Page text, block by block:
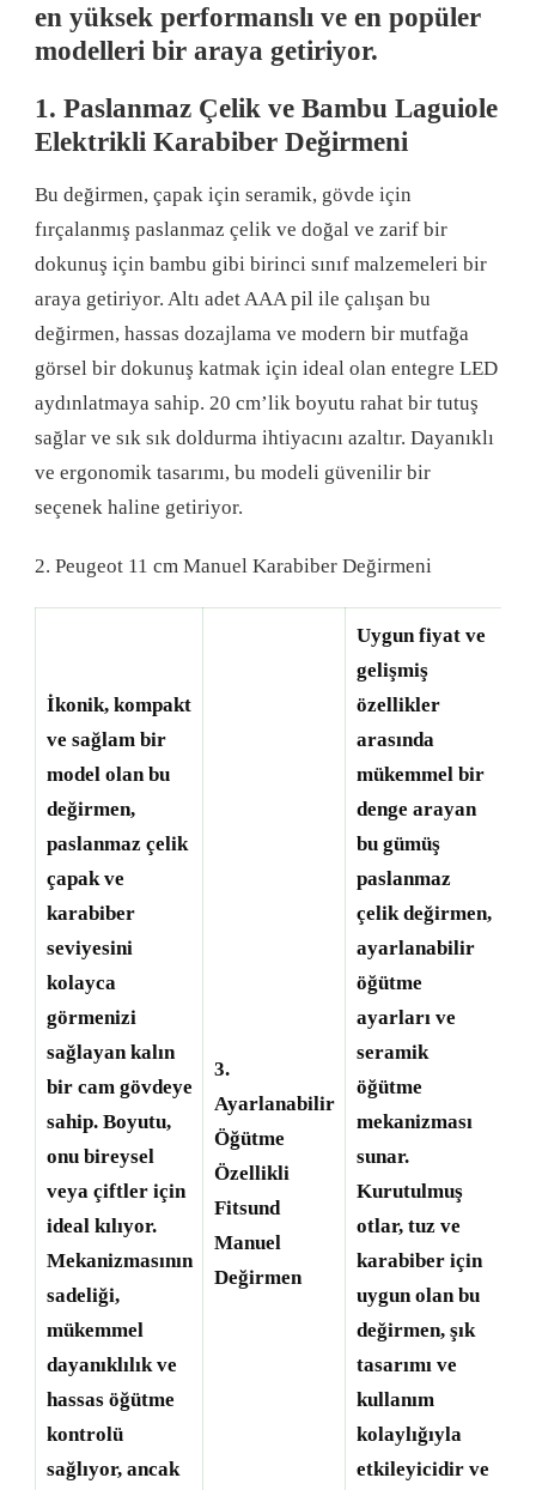
en yüksek performanslı ve en popüler
modelleri bir araya getiriyor.
1. Paslanmaz Çelik ve Bambu Laguiole
Elektrikli Karabiber Değirmeni
Bu değirmen, çapak için seramik, gövde için
fırçalanmış paslanmaz çelik ve doğal ve zarif bir
dokunuş için bambu gibi birinci sınıf malzemeleri bir
araya getiriyor. Altı adet AAA pil ile çalışan bu
değirmen, hassas dozajlama ve modern bir mutfağa
görsel bir dokunuş katmak için ideal olan entegre LED
aydınlatmaya sahip. 20 cm’lik boyutu rahat bir tutuş
sağlar ve sık sık doldurma ihtiyacını azaltır. Dayanıklı
ve ergonomik tasarımı, bu modeli güvenilir bir
seçenek haline getiriyor.
2. Peugeot 11 cm Manuel Karabiber Değirmeni
İkonik, kompakt
ve sağlam bir
model olan bu
değirmen,
paslanmaz çelik
çapak ve
karabiber
seviyesini
kolayca
görmenizi
sağlayan kalın
bir cam gövdeye
sahip. Boyutu,
onu bireysel
veya çiftler için
ideal kılıyor.
Mekanizmasının
sadeliği,
mükemmel
dayanıklılık ve
hassas öğütme
kontrolü
sağlıyor, ancak
3.
Ayarlanabilir
Öğütme
Özellikli
Fitsund
Manuel
Değirmen
Uygun fiyat ve
gelişmiş
özellikler
arasında
mükemmel bir
denge arayan
bu gümüş
paslanmaz
çelik değirmen,
ayarlanabilir
öğütme
ayarları ve
seramik
öğütme
mekanizması
sunar.
Kurutulmuş
otlar, tuz ve
karabiber için
uygun olan bu
değirmen, şık
tasarımı ve
kullanım
kolaylığıyla
etkileyicidir ve